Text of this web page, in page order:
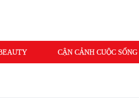
CẬN CẢNH CUỘC SỐNG